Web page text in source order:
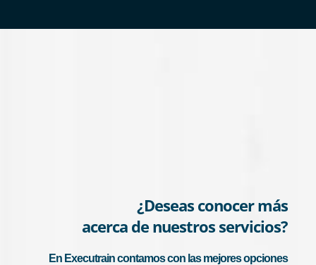
¿Deseas conocer más
acerca de nuestros servicios?
En Executrain contamos con las mejores opciones